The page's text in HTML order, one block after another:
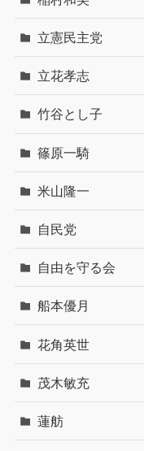
立憲民主党
立花孝志
竹谷とし子
篠原一騎
米山隆一
自民党
自由を守る会
船本優月
花角英世
茂木敏充
蓮舫